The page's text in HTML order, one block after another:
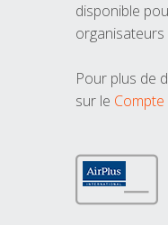
disponible
organisateurs
Pour plus de
sur le